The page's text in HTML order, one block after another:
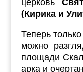
(Кирика и
Теперь
можно
площади
арка и